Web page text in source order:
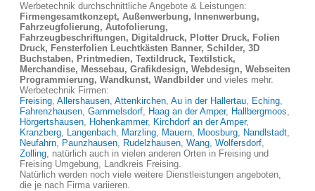
Werbetechnik durchschnittliche Angebote & Leistungen:
Firmengesamtkonzept, Außenwerbung, Innenwerbung,
Fahrzeugfolierung, Autofolierung,
Fahrzeugbeschriftungen, Digitaldruck, Plotter Druck, Folien
Druck, Fensterfolien Leuchtkästen Banner, Schilder, 3D
Buchstaben, Printmedien, Textildruck, Textilstick,
Merchandise, Messebau, Grafikdesign, Webdesign, Webseiten
Programmierung, Wandkunst, Wandbilder und vieles mehr.
Werbetechnik Firmen:
Freising, Allershausen, Attenkirchen, Au in der Hallertau, Eching,
Fahrenzhausen, Gammelsdorf, Haag an der Amper, Hallbergmoos,
Hörgertshausen, Hohenkammer, Kirchdorf an der Amper,
Kranzberg, Langenbach, Marzling, Mauern, Moosburg, Nandlstadt,
Neufahrn, Paunzhausen, Rudelzhausen, Wang, Wolfersdorf,
Zolling, natürlich auch in vielen anderen Orten in Freising und
Freising Umgebung, Landkreis Freising.
Natürlich werden noch viele weitere Dienstleistungen angeboten,
die je nach Firma variieren.